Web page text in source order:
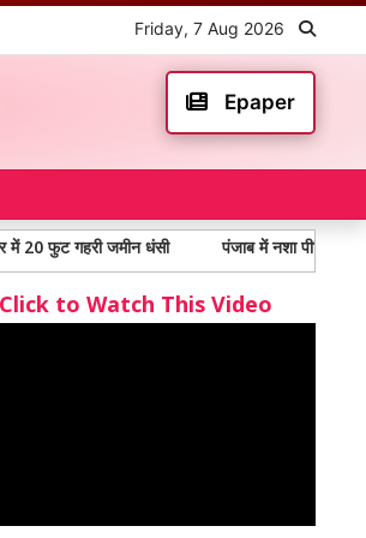
Friday, 7 Aug 2026
Epaper
जमीन धंसी पंजाब में नशा पीड़ितों में 65% से
Click to Watch This Video